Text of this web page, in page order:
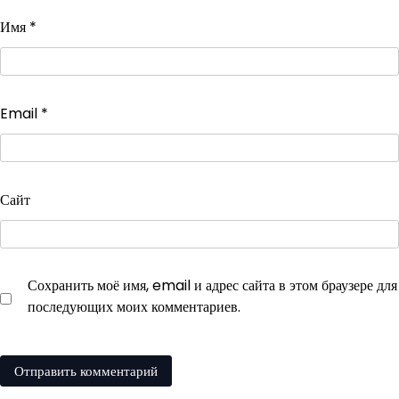
Имя *
Email *
Сайт
Сохранить моё имя, email и адрес сайта в этом браузере для
последующих моих комментариев.